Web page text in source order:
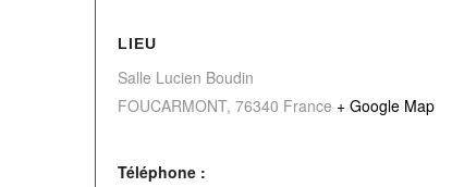
LIEU
Salle Lucien Boudin
FOUCARMONT, 76340 France + Google Map
Téléphone :